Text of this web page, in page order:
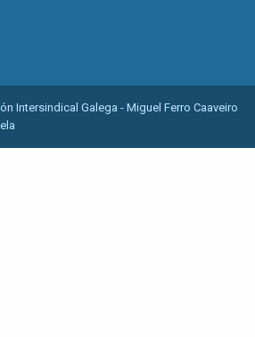
Intersindical Galega - Miguel Ferro Caaveiro